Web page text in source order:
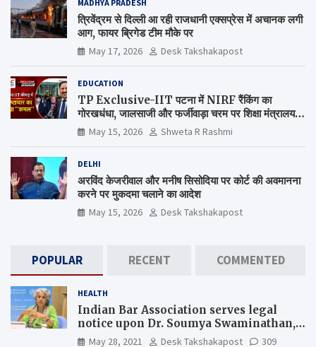
MADHYA PRADESH
त्रिवेंद्रम से दिल्ली आ रही राजधानी एक्सप्रेस में अचानक लगी
आग, फायर ब्रिगेड टीम मौके पर
May 17, 2026 Desk Takshakapost
EDUCATION
TP Exclusive-IIT पटना में NIRF रैंकिंग का
गोरखधंधा, जालसाजी और फर्जीवाड़ा चरम पर शिक्षा मंत्रालय
कब जागेगा ?
May 15, 2026 Shweta R Rashmi
DELHI
अरविंद केजरीवाल और मनीष सिसोदिया पर कोर्ट की अवमानना
करने पर मुकदमा चलाने का आदेश
May 15, 2026 Desk Takshakapost
POPULAR RECENT COMMENTED
HEALTH
Indian Bar Association serves legal
notice upon Dr. Soumya Swaminathan,
the Chief Scientist, WHO
May 28, 2021 Desk Takshakapost 309